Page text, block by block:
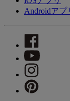
Androidアプ